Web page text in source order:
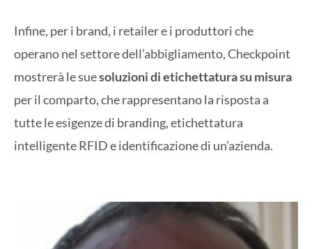
Infine, per i brand, i retailer e i produttori che
operano nel settore dell’abbigliamento, Checkpoint
mostrerà le suesoluzioni di etichettatura su misura
per il comparto, che rappresentano la risposta a
tutte le esigenze di branding, etichettatura
intelligente RFID e identificazione di un’azienda.